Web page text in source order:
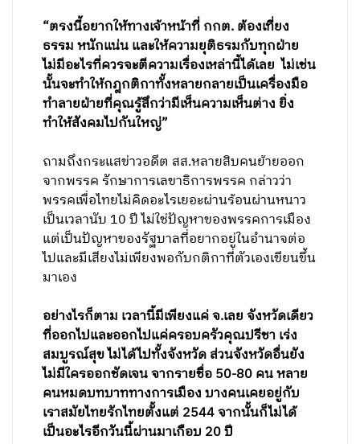
“ตรงนี้อยากให้ทางเจ้าหน้าที่​ กกต. ต้องเที่ยง
ธรรม หนักแน่น และให้ความยุติธรมกับทุกฝ่าย
ไม่มีอะไรที่ควรจะตีความเรื่องเหล่านี้ได้เลย ​ ไม่เช่น
นั้นจะทำให้กฎกติกาทั้งหลายกลายเป็นเครื่องมือ
ทำลายฝ่ายที่คุณรู้สึกว่ามีเห็นความเห็นต่าง ยิ่ง
ทำให้สังคมไปกันใหญ่”
ถามถึงกระแสข่าวอดีต สส.หลายสิบคนย้ายออก
จากพรรค ​รักษาการเลขาธิการพรรค กล่าวว่า
พรรคเพื่อไทยไม่คิดอะไรเยอะผ่านร้อนผ่านหนาว
เป็นเวลานับ 10 ปี ​​ไม่ใช่ปัญหาของพรรคการเมือง
แต่เป็นปัญหาของรัฐบาลที่อยากอยู่ในอำนาจต่อ
ไปและมีเสียงไม่เพียงพอกับกติกาที่ตัวเองเขียนขึ้น
มาเอง
อย่างไรก็ตาม เวลานี้มีเพียงแค่ จ.เลย จังหวัดเดียว
ที่ออกไปและออกไปแค่ครอบครัวคุณปรีชา เร่ง
สมบูรณ์สุข ​ไม่ได้ไปทั้งจังหวัด ส่วนจังหวัดอื่นยัง
ไม่มีใครออกชัดเจน จากรายชื่อ 50-80 คน หลาย
คนหมดบทบาททางการเมือง บางคนเคยอยู่กับ
เราสมัยไทยรักไทยตั้งแต่ 2544 จากนั้นก็ไม่ได้
เป็นอะไรอีกวันนี้ผ่านมาเกือบ 20 ปี ​​